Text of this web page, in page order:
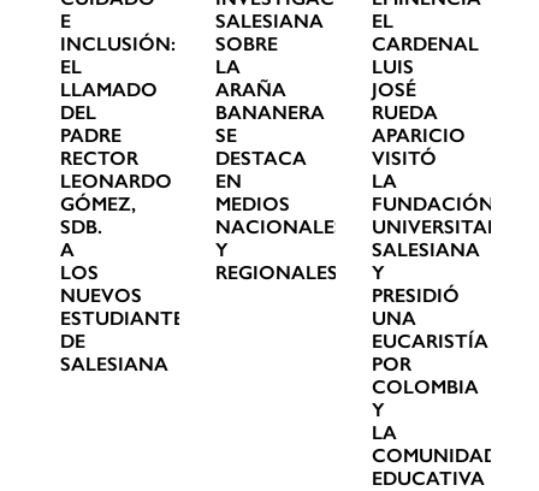
E
INCLUSIÓN:
EL
LLAMADO
DEL
PADRE
RECTOR
LEONARDO
GÓMEZ,
SDB.
A
LOS
NUEVOS
ESTUDIANTES
DE
SALESIANA
SALESIANA
SOBRE
LA
ARAÑA
BANANERA
SE
DESTACA
EN
MEDIOS
NACIONALES
Y
REGIONALES
EL
CARDENAL
LUIS
JOSÉ
RUEDA
APARICIO
VISITÓ
LA
FUNDACIÓN
UNIVERSITARIA
SALESIANA
Y
PRESIDIÓ
UNA
EUCARISTÍA
POR
COLOMBIA
Y
LA
COMUNIDAD
EDUCATIVA